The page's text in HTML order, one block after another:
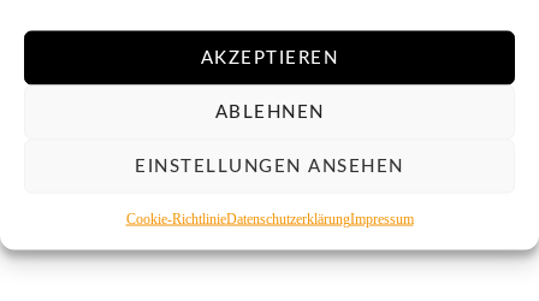
AKZEPTIEREN
ABLEHNEN
EINSTELLUNGEN ANSEHEN
Cookie-RichtlinieDatenschutzerklärungImpressum
Bild des Monats – Mai 2026